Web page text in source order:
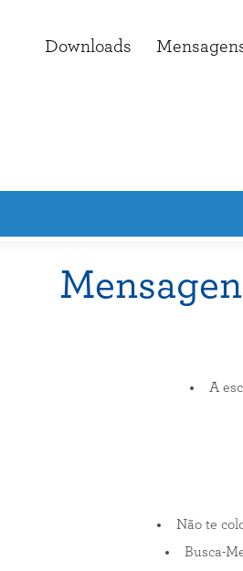
Downloads
A
Não te
Busca-